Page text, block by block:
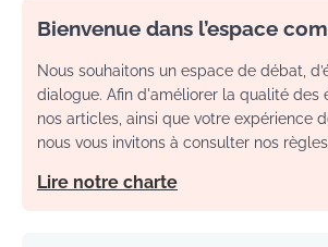
Bienvenue dans l’espace
Nous souhaitons un espace de débat,
dialogue. Afin d'améliorer la qualité des
nos articles, ainsi que votre expérience
nous vous invitons à consulter nos règles
Lire notre charte